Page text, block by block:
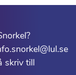
skriv till